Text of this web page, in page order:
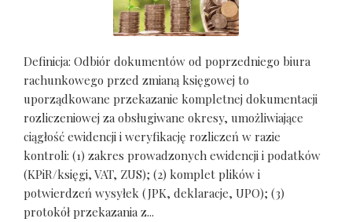
Definicja: Odbiór dokumentów od poprzedniego biura
rachunkowego przed zmianą księgowej to
uporządkowane przekazanie kompletnej dokumentacji
rozliczeniowej za obsługiwane okresy, umożliwiające
ciągłość ewidencji i weryfikację rozliczeń w razie
kontroli: (1) zakres prowadzonych ewidencji i podatków
(KPiR/księgi, VAT, ZUS); (2) komplet plików i
potwierdzeń wysyłek (JPK, deklaracje, UPO); (3)
protokół przekazania z...